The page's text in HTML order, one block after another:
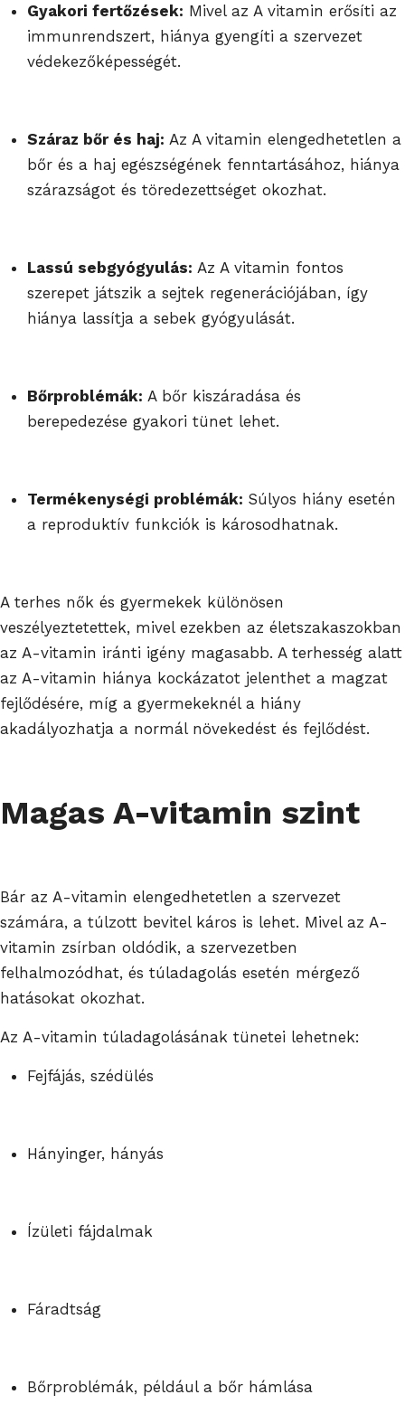
Gyakori fertőzések: Mivel az A vitamin erősíti az
immunrendszert, hiánya gyengíti a szervezet
védekezőképességét.
Száraz bőr és haj: Az A vitamin elengedhetetlen a
bőr és a haj egészségének fenntartásához, hiánya
szárazságot és töredezettséget okozhat.
Lassú sebgyógyulás: Az A vitamin fontos
szerepet játszik a sejtek regenerációjában, így
hiánya lassítja a sebek gyógyulását.
Bőrproblémák: A bőr kiszáradása és
berepedezése gyakori tünet lehet.
Termékenységi problémák: Súlyos hiány esetén
a reproduktív funkciók is károsodhatnak.
A terhes nők és gyermekek különösen
veszélyeztetettek, mivel ezekben az életszakaszokban
az A-vitamin iránti igény magasabb. A terhesség alatt
az A-vitamin hiánya kockázatot jelenthet a magzat
fejlődésére, míg a gyermekeknél a hiány
akadályozhatja a normál növekedést és fejlődést.
Magas A-vitamin szint
Bár az A-vitamin elengedhetetlen a szervezet
számára, a túlzott bevitel káros is lehet. Mivel az A-
vitamin zsírban oldódik, a szervezetben
felhalmozódhat, és túladagolás esetén mérgező
hatásokat okozhat.
Az A-vitamin túladagolásának tünetei lehetnek:
Fejfájás, szédülés
Hányinger, hányás
Ízületi fájdalmak
Fáradtság
Bőrproblémák, például a bőr hámlása